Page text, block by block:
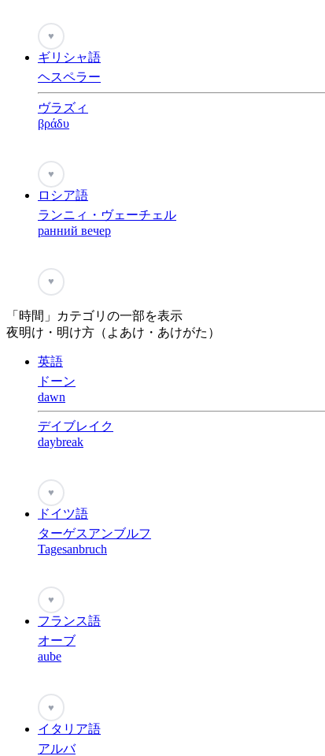
♥
ギリシャ語
ヘスペラー
ヴラズィ
βράδυ
♥
ロシア語
ランニィ・ヴェーチェル
ранний вечер
♥
「時間」カテゴリの一部を表示
夜明け・明け方（よあけ・あけがた）
英語
ドーン
dawn
デイブレイク
daybreak
♥
ドイツ語
ターゲスアンブルフ
Tagesanbruch
♥
フランス語
オーブ
aube
♥
イタリア語
アルバ